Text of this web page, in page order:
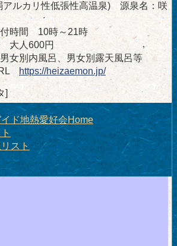
アルカリ性低張性高温泉) 源泉名：咲
付時間 10時～21時
大人600円
女別内風呂、男女別露天風呂等
https://heizaemon.jp/
]
ド地熱愛好会Home
スト